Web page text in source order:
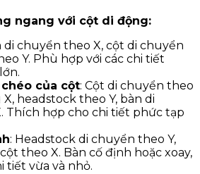
ngang với cột di động:
di chuyển theo X, cột di chuyển
Y. Phù hợp với các chi tiết
của cột: Cột di chuyển theo
X, headstock theo Y, bàn di
Thích hợp cho chi tiết phức tạp
: Headstock di chuyển theo Y,
theo X. Bàn cố định hoặc xoay,
tiết vừa và nhỏ.